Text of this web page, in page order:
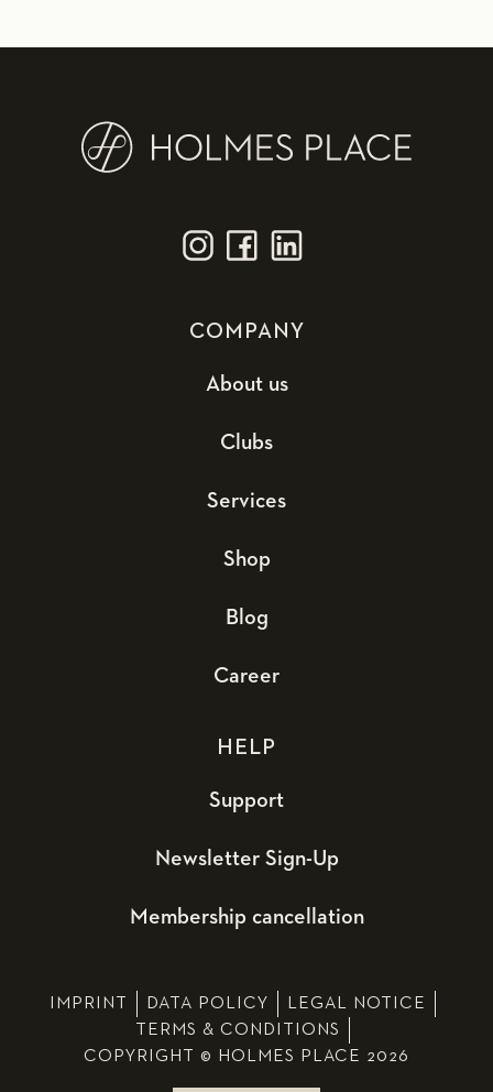
COMPANY
About us
Clubs
Services
Shop
Blog
Career
HELP
Support
Newsletter Sign-Up
Membership cancellation
IMPRINT DATA POLICY
LEGAL NOTICE
TERMS & CONDITIONS
COPYRIGHT © HOLMES PLACE 2026